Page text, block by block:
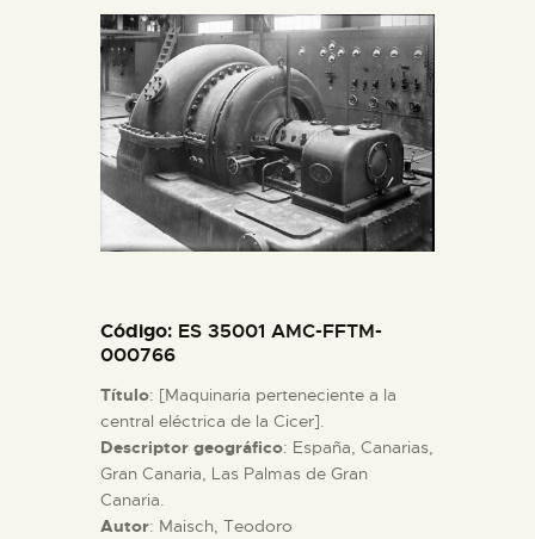
PREPARAR LA VISITA
ACTIVIDADES
█
EL MUSEO
ESPAÑOL
Código: ES 35001 AMC-FFTM-
000766
Título: [Maquinaria perteneciente a la
central eléctrica de la Cicer].
Descriptor geográfico: España, Canarias,
Gran Canaria, Las Palmas de Gran
Canaria.
Autor: Maisch, Teodoro